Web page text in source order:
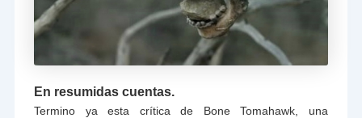
En resumidas cuentas.
Termino ya esta crítica de Bone Tomahawk, una